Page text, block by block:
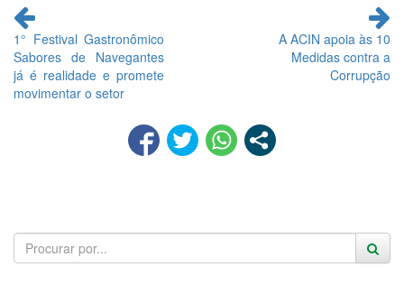
Continue
lendo
1° Festival Gastronômico
Sabores de Navegantes
já é realidade e promete
movimentar o setor
A ACIN apoia às 10
Medidas contra a
Corrupção